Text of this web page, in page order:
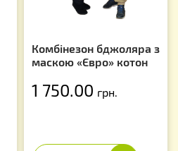
Комбінезон бджоляра з
маскою «Євро» котон
1 750.00 грн.